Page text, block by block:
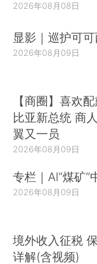
2026年08月08日
显影｜巡护可可
2026年08月09日
【商圈】喜欢
比亚新总统 商
翼又一员
2026年08月09日
专栏｜AI“煤矿”
2026年08月09日
境外收入征税
详解(含视频)